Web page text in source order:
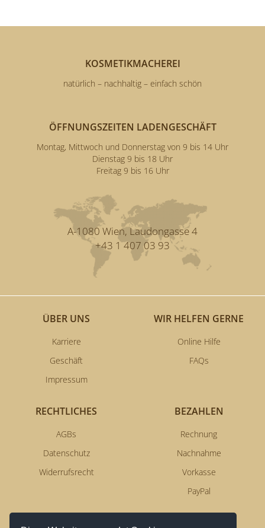
KOSMETIKMACHEREI
natürlich – nachhaltig – einfach schön
ÖFFNUNGSZEITEN LADENGESCHÄFT
Montag, Mittwoch und Donnerstag von 9 bis 14 Uhr
Dienstag 9 bis 18 Uhr
Freitag 9 bis 16 Uhr
A-1080 Wien, Laudongasse 4
+43 1 407 03 93
ÜBER UNS
Karriere
Geschäft
Impressum
WIR HELFEN GERNE
Online Hilfe
FAQs
RECHTLICHES
AGBs
Datenschutz
Widerrufsrecht
BEZAHLEN
Rechnung
Nachnahme
Vorkasse
PayPal